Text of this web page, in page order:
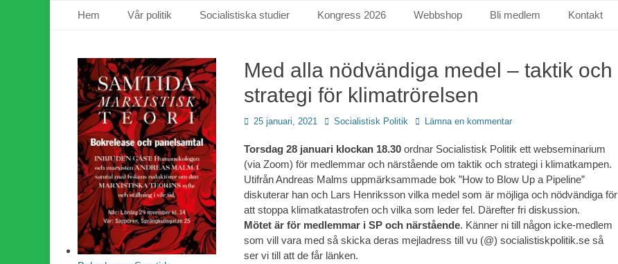
Primär meny
Hem Vår politik Socialistiska studier Kongress 2026 Webbshop Bli medlem Kontakt
Med alla nödvändiga medel – taktik och
strategi för klimatrörelsen
Publicerad
25 januari, 2021 Författare
Socialistisk Politik Lämna en kommentar
Torsdag 28 januari klockan 18.30 ordnar Socialistisk Politik ett webseminarium
(via Zoom) för medlemmar och närstående om taktik och strategi i klimatkampen.
Utifrån Andreas Malms uppmärksammade bok ”How to Blow Up a Pipeline”
diskuterar han och Lars Henriksson vilka medel som är möjliga och nödvändiga för
att stoppa klimatkatastrofen och vilka som leder fel. Därefter fri diskussion.
Mötet är för medlemmar i SP och närstående. Känner ni till någon icke-medlem
som vill vara med så skicka deras mejladress till vu (@) socialistiskpolitik.se så
ser vi till att de får länken.